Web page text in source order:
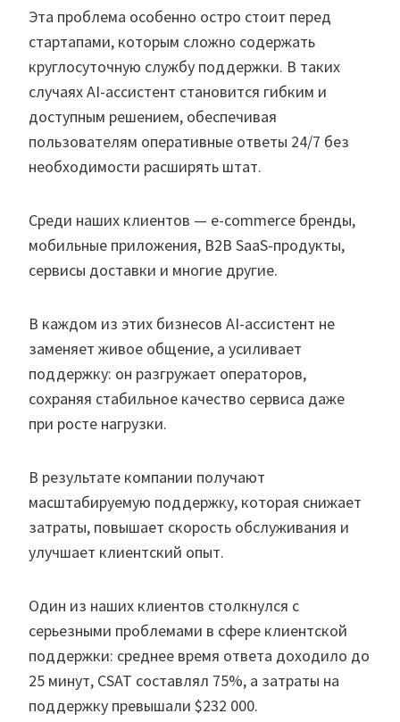
Эта проблема особенно остро стоит перед
стартапами, которым сложно содержать
круглосуточную службу поддержки. В таких
случаях AI-ассистент становится гибким и
доступным решением, обеспечивая
пользователям оперативные ответы 24/7 без
необходимости расширять штат.
Среди наших клиентов — e-commerce бренды,
мобильные приложения, B2B SaaS-продукты,
сервисы доставки и многие другие.
В каждом из этих бизнесов AI-ассистент не
заменяет живое общение, а усиливает
поддержку: он разгружает операторов,
сохраняя стабильное качество сервиса даже
при росте нагрузки.
В результате компании получают
масштабируемую поддержку, которая снижает
затраты, повышает скорость обслуживания и
улучшает клиентский опыт.
Один из наших клиентов столкнулся с
серьезными проблемами в сфере клиентской
поддержки: среднее время ответа доходило до
25 минут, CSAT составлял 75%, а затраты на
поддержку превышали $232 000.